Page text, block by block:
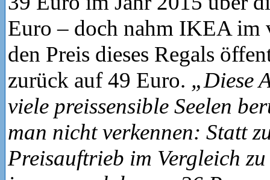
Euro – doch nahm IKEA im
den Preis dieses Regals
zurück auf 49 Euro. „Diese
viele preissensible Seelen
man nicht verkennen: Statt
Preisauftrieb im Vergleich